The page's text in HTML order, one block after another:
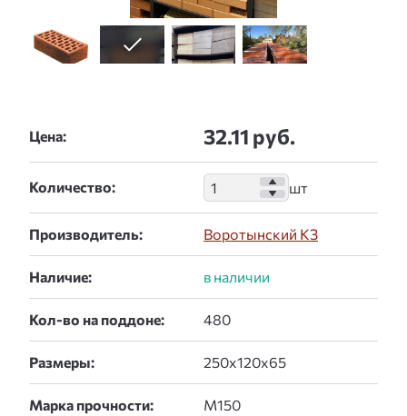
Цена: 32.11 руб.
Количество:
Производитель: Воротынский КЗ
Наличие:
Кол-во на поддоне:
Размеры:
Марка прочности: